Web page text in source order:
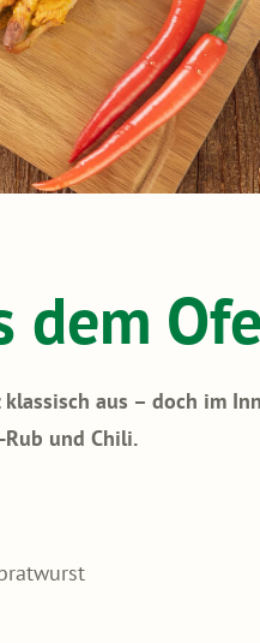
dem
aus – doch im
Rub und Chili.